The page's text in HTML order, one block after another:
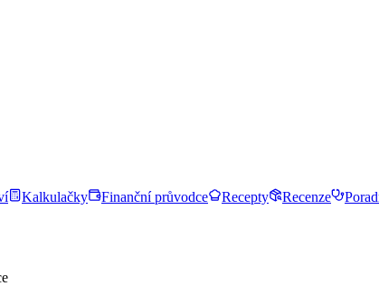
Kalkulačky Finanční průvodce Recepty Recenze